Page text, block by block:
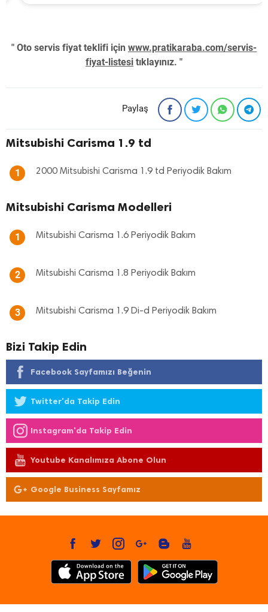
" Oto servis fiyat teklifi için www.pratikaraba.com/servis-
fiyat-listesi tıklayınız. "
Paylaş
Mitsubishi Carisma 1.9 td
1 2000 Mitsubishi Carisma 1.9 td Periyodik Bakım
Mitsubishi Carisma Modelleri
1 Mitsubishi Carisma 1.6 Periyodik Bakım
2 Mitsubishi Carisma 1.8 Periyodik Bakım
3 Mitsubishi Carisma 1.9 Di-d Periyodik Bakım
Bizi Takip Edin
Facebook Sayfamızı Beğenin
Twitter'da Takip Edin
Instagram'da Takip Edin
Youtube Kanalımıza Abone Olun
Google Business Sayfamız